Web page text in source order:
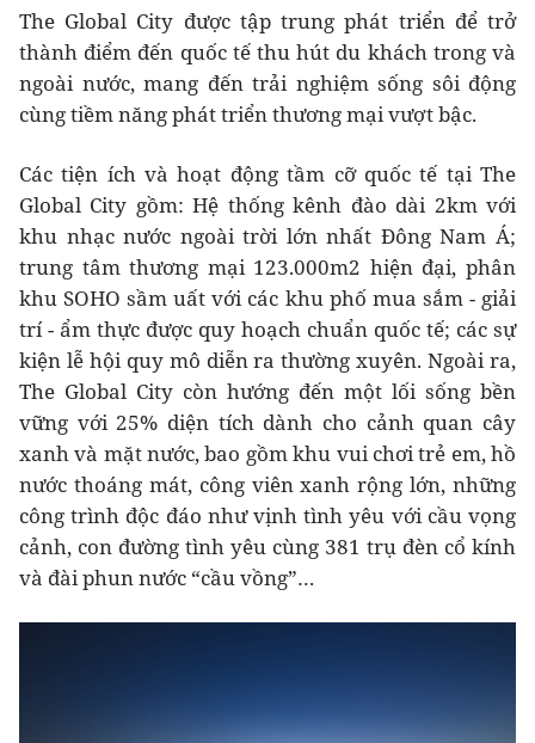
The Global City được tập trung phát triển để trở
thành điểm đến quốc tế thu hút du khách trong và
ngoài nước, mang đến trải nghiệm sống sôi động
cùng tiềm năng phát triển thương mại vượt bậc.
Các tiện ích và hoạt động tầm cỡ quốc tế tại The
Global City gồm: Hệ thống kênh đào dài 2km với
khu nhạc nước ngoài trời lớn nhất Đông Nam Á;
trung tâm thương mại 123.000m2 hiện đại, phân
khu SOHO sầm uất với các khu phố mua sắm - giải
trí - ẩm thực được quy hoạch chuẩn quốc tế; các sự
kiện lễ hội quy mô diễn ra thường xuyên. Ngoài ra,
The Global City còn hướng đến một lối sống bền
vững với 25% diện tích dành cho cảnh quan cây
xanh và mặt nước, bao gồm khu vui chơi trẻ em, hồ
nước thoáng mát, công viên xanh rộng lớn, những
công trình độc đáo như vịnh tình yêu với cầu vọng
cảnh, con đường tình yêu cùng 381 trụ đèn cổ kính
và đài phun nước “cầu vồng”…